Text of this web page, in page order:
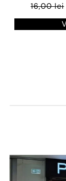
16,00 lei